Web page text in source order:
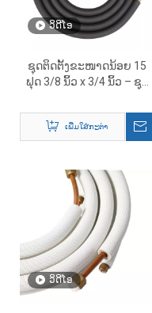
ວິດີໂອ
ຊຸດຕິດຕັ້ງຂະໜາດນ້ອຍ 15
ຟຸດ 3/8 ນິ້ວ x 3/4 ນິ້ວ – ຊຸດ
ເພີ່ມໃສ່ກະຕ່າ
ວິດີໂອ